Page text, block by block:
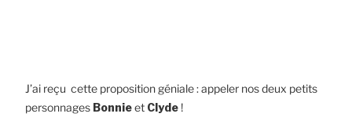
J’ai reçu cette proposition géniale : appeler nos deux petits
personnages Bonnieet Clyde !